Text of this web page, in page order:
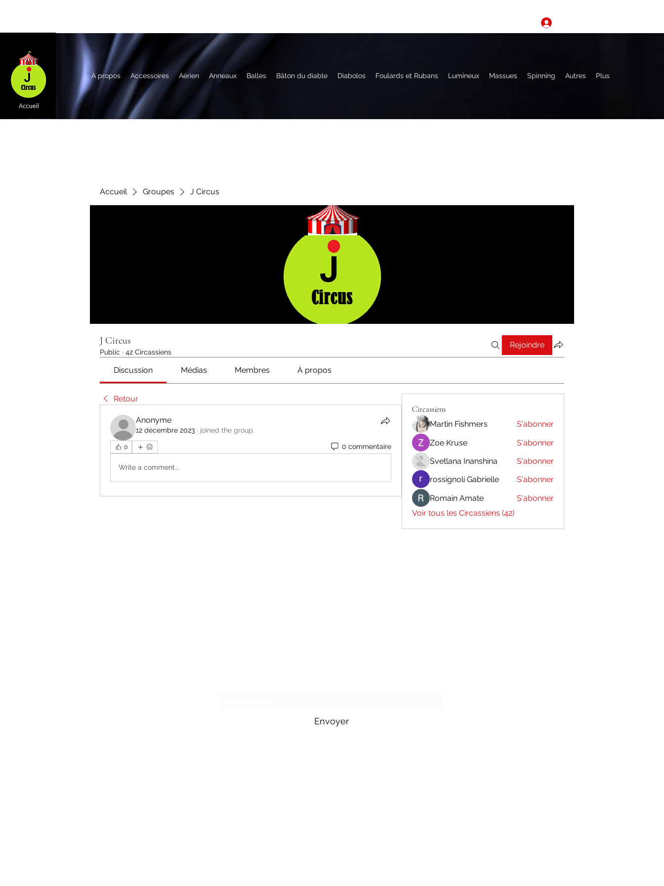
À propos Accessoires Aérien Anneaux Balles Bâton du diable Diabolos Foulards et Rubans Lumineux Massues Spinning Autres Plus
Accueil Groupes J Circus
J Circus
Public · 42 Circassiens
Rejoindre
Discussion Médias Membres À propos
Retour
Anonyme
12 décembre 2023 · joined the group.
0 0 commentaire
Write a comment...
Circassiens
Martin Fishmers
S'abonner
Zoe Kruse
S'abonner
Svetlana Inanshina
S'abonner
rossignoli Gabrielle
S'abonner
Romain Amate
S'abonner
Voir tous les Circassiens (42)
Envoyer